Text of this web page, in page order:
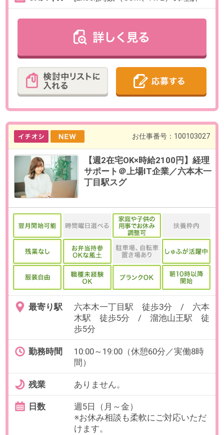
◀ 1 2 3 4 5 ▶
検索条件を変更する
無料会員登録｜利用規約｜プライバシーポリシー｜
よくあるご質問｜企業情報 サイトマップ｜推奨環境
ビースタイル スマートキャリアへのご意見・ご要望・ご指
企業様はこちら